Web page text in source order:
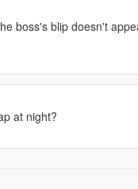
boss's blip doesn't
at night?